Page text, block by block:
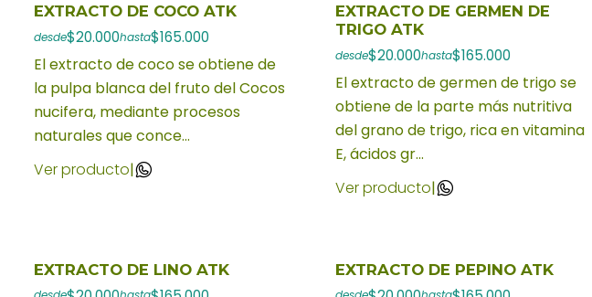
EXTRACTO DE COCO ATK
desde$20.000hasta$165.000
El extracto de coco se obtiene de
la pulpa blanca del fruto del Cocos
nucifera, mediante procesos
naturales que conce...
Ver producto|
EXTRACTO DE GERMEN DE
TRIGO ATK
desde$20.000hasta$165.000
El extracto de germen de trigo se
obtiene de la parte más nutritiva
del grano de trigo, rica en vitamina
E, ácidos gr...
Ver producto|
EXTRACTO DE LINO ATK EXTRACTO DE PEPINO ATK